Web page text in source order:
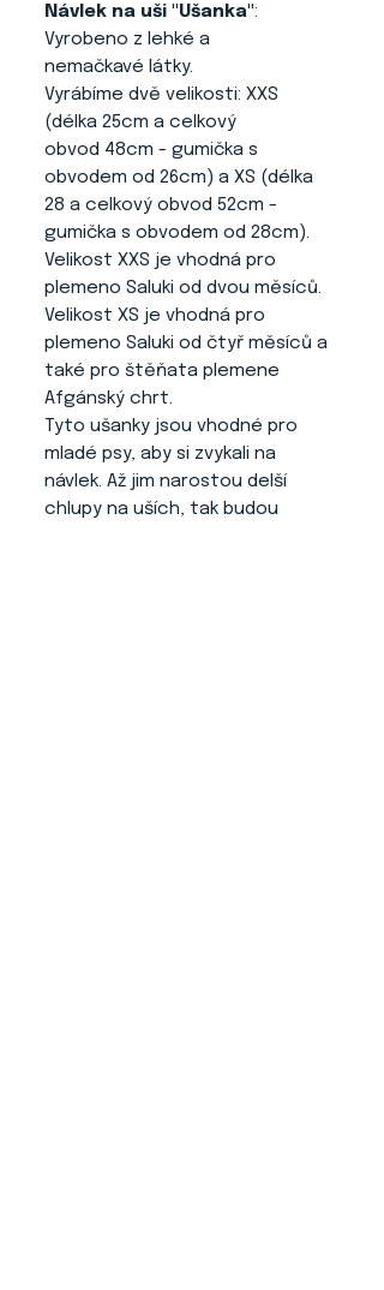
Návlek na uši "Ušanka":
Vyrobeno z lehké a
nemačkavé látky.
Vyrábíme dvě velikosti: XXS
(délka 25cm a celkový
obvod 48cm - gumička s
obvodem od 26cm) a XS (délka
28 a celkový obvod 52cm -
gumička s obvodem od 28cm).
Velikost XXS je vhodná pro
plemeno Saluki od dvou měsíců.
Velikost XS je vhodná pro
plemeno Saluki od čtyř měsíců a
také pro štěňata plemene
Afgánský chrt.
Tyto ušanky jsou vhodné pro
mladé psy, aby si zvykali na
návlek. Až jim narostou delší
chlupy na uších, tak budou